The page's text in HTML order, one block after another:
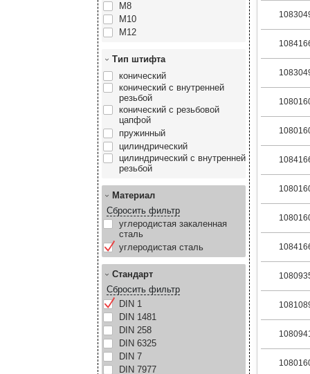
М8
М10
М12
Тип штифта
конический
конический с внутренней
резьбой
конический с резьбовой
цапфой
пружинный
цилиндрический
цилиндрический с внутренней
резьбой
Материал
Сбросить фильтр
углеродистая закаленная
сталь
углеродистая сталь
Стандарт
Сбросить фильтр
DIN 1
DIN 1481
DIN 258
DIN 6325
DIN 7
DIN 7977